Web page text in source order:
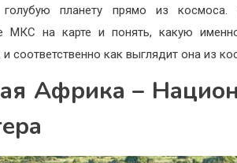
планету прямо из
МКС на карте и понять, какую
и соответственно как выглядит она из
Африка –